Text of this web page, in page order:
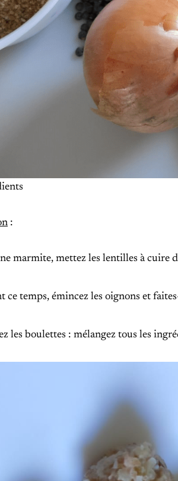
:
marmite, mettez les lentilles à cuire
ce temps, émincez les oignons et
les boulettes : mélangez tous les